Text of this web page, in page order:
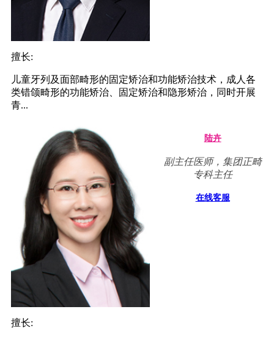
擅长:
儿童牙列及面部畸形的固定矫治和功能矫治技术，成人各
类错颌畸形的功能矫治、固定矫治和隐形矫治，同时开展
青...
陆卉
副主任医师，集团正畸
专科主任
在线客服
擅长: